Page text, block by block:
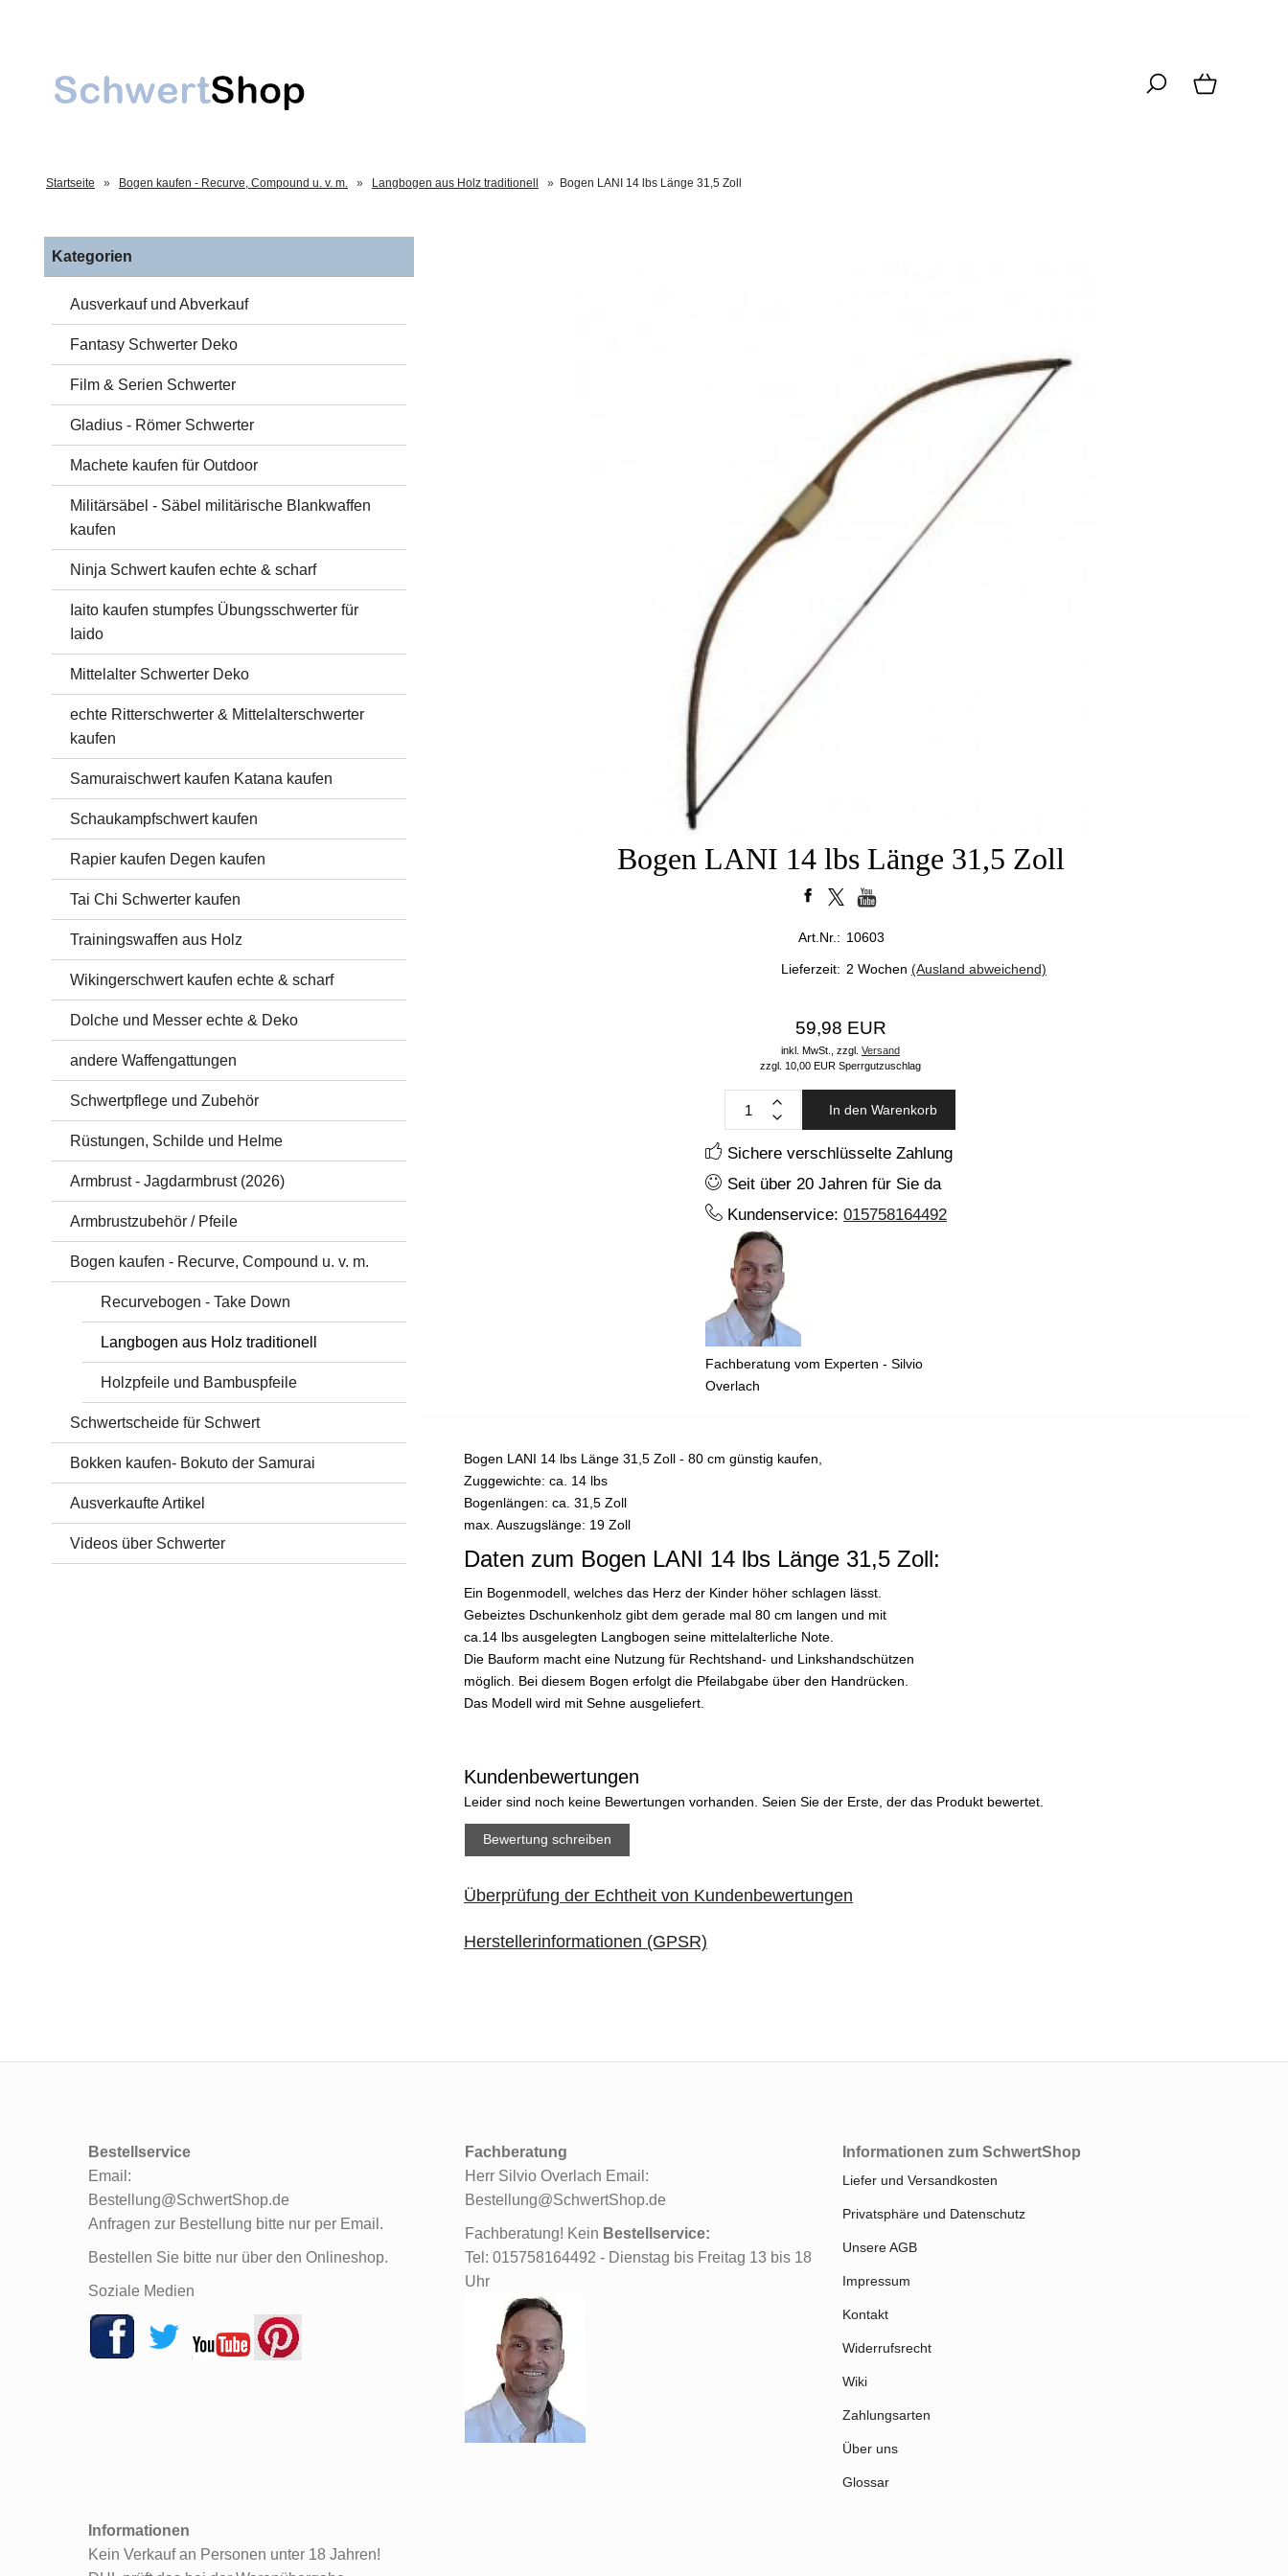
Startseite » Bogen kaufen - Recurve, Compound u. v. m. » Langbogen aus Holz traditionell » Bogen LANI 14 lbs Länge 31,5 Zoll
Kategorien
Ausverkauf und Abverkauf
Fantasy Schwerter Deko
Film & Serien Schwerter
Gladius - Römer Schwerter
Machete kaufen für Outdoor
Militärsäbel - Säbel militärische Blankwaffen
kaufen
Ninja Schwert kaufen echte & scharf
Iaito kaufen stumpfes Übungsschwerter für
Iaido
Mittelalter Schwerter Deko
echte Ritterschwerter & Mittelalterschwerter
kaufen
Samuraischwert kaufen Katana kaufen
Schaukampfschwert kaufen
Rapier kaufen Degen kaufen
Tai Chi Schwerter kaufen
Trainingswaffen aus Holz
Wikingerschwert kaufen echte & scharf
Dolche und Messer echte & Deko
andere Waffengattungen
Schwertpflege und Zubehör
Rüstungen, Schilde und Helme
Armbrust - Jagdarmbrust (2026)
Armbrustzubehör / Pfeile
Bogen kaufen - Recurve, Compound u. v. m.
Recurvebogen - Take Down
Langbogen aus Holz traditionell
Holzpfeile und Bambuspfeile
Schwertscheide für Schwert
Bokken kaufen- Bokuto der Samurai
Ausverkaufte Artikel
Videos über Schwerter
Bogen LANI 14 lbs Länge 31,5 Zoll
Art.Nr.: 10603
Lieferzeit: 2 Wochen (Ausland abweichend)
59,98 EUR
inkl. MwSt., zzgl. Versand
zzgl. 10,00 EUR Sperrgutzuschlag
In den Warenkorb
Sichere verschlüsselte Zahlung
Seit über 20 Jahren für Sie da
Kundenservice: 015758164492
Fachberatung vom Experten - Silvio
Overlach
Bogen LANI 14 lbs Länge 31,5 Zoll - 80 cm günstig kaufen,
Zuggewichte: ca. 14 lbs
Bogenlängen: ca. 31,5 Zoll
max. Auszugslänge: 19 Zoll
Daten zum Bogen LANI 14 lbs Länge 31,5 Zoll:
Ein Bogenmodell, welches das Herz der Kinder höher schlagen lässt.
Gebeiztes Dschunkenholz gibt dem gerade mal 80 cm langen und mit
ca.14 lbs ausgelegten Langbogen seine mittelalterliche Note.
Die Bauform macht eine Nutzung für Rechtshand- und Linkshandschützen
möglich. Bei diesem Bogen erfolgt die Pfeilabgabe über den Handrücken.
Das Modell wird mit Sehne ausgeliefert.
Kundenbewertungen
Leider sind noch keine Bewertungen vorhanden. Seien Sie der Erste, der das Produkt bewertet.
Bewertung schreiben
Überprüfung der Echtheit von Kundenbewertungen
Herstellerinformationen (GPSR)
Bestellservice
Email:
Bestellung@SchwertShop.de
Anfragen zur Bestellung bitte nur per Email.
Bestellen Sie bitte nur über den Onlineshop.
Soziale Medien
Fachberatung
Herr Silvio Overlach Email:
Bestellung@SchwertShop.de
Fachberatung! Kein Bestellservice:
Tel: 015758164492 - Dienstag bis Freitag 13 bis 18
Uhr
Informationen zum SchwertShop
Liefer und Versandkosten
Privatsphäre und Datenschutz
Unsere AGB
Impressum
Kontakt
Widerrufsrecht
Wiki
Zahlungsarten
Über uns
Glossar
Informationen
Kein Verkauf an Personen unter 18 Jahren!